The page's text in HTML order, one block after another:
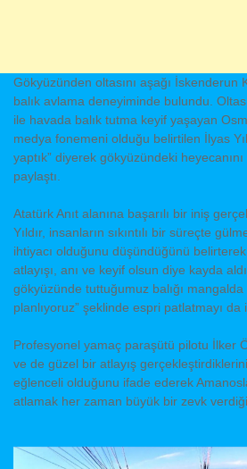
Gökyüzünden oltasını aşağı İskenderun
balık avlama deneyiminde bulundu.
ile havada balık tutma keyif yaşayan
medya fonemeni olduğu belirtilen İlyas
yaptık” diyerek gökyüzündeki
paylaştı.
Atatürk Anıt alanına başarılı bir iniş
Yıldır, insanların sıkıntılı bir süreçte
ihtiyacı olduğunu düşündüğünü
atlayışı, anı ve keyif olsun diye kayda
gökyüzünde tuttuğumuz balığı
planlıyoruz” şeklinde espri patlatmayı da
Profesyonel yamaç paraşütü pilotu İlker
ve de güzel bir atlayış
eğlenceli olduğunu ifade ederek
atlamak her zaman büyük bir zevk